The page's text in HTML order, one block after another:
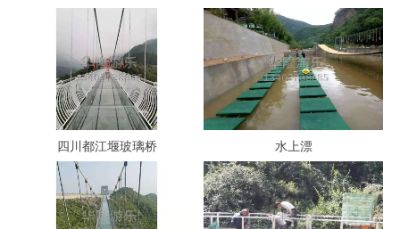
四川都江堰玻璃桥 水上漂